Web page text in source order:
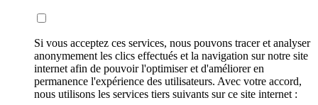
Si vous acceptez ces services, nous pouvons tracer et analyser
anonymement les clics effectués et la navigation sur notre site
internet afin de pouvoir l'optimiser et d'améliorer en
permanence l'expérience des utilisateurs. Avec votre accord,
nous utilisons les services tiers suivants sur ce site internet :